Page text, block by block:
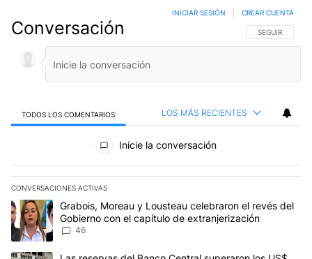
Conversación SIGA ESTA
SEGUIR
INICIAR SESIÓN CREAR CUENTA
TODOS LOS COMENTARIOS LOS MÁS RECIENTES
Todos los comentarios
Inicie la conversación
CONVERSACIONES ACTIVAS
Este listado muestra los artículos con más comentarios en los
Un artículo de tendencia con el título "Grabois, Moreau y
Grabois, Moreau y Lousteau celebraron el revés del
Gobierno con el capítulo de extranjerización
46